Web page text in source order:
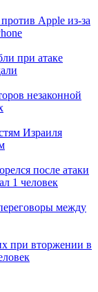
Apple из-за
при атаке
незаконной
Израиля
после атаки
1 человек
между
при вторжении в